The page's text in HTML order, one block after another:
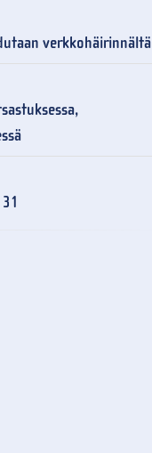
verkkohäirinnältä